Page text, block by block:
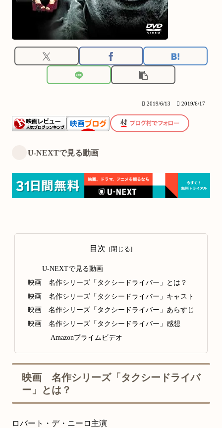
2019/6/13 2019/6/17
U-NEXTで見る動画
目次
U-NEXTで見る動画
映画 名作シリーズ「タクシードライバー」とは？
映画 名作シリーズ「タクシードライバー」キャスト
映画 名作シリーズ「タクシードライバー」あらすじ
映画 名作シリーズ「タクシードライバー」感想
Amazonプライムビデオ
映画 名作シリーズ「タクシードライバ
ー」とは？
ロバート・デ・ニーロ主演